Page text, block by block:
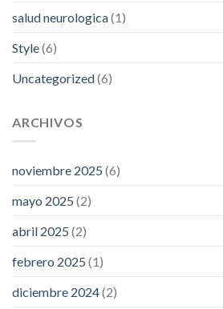
salud neurologica(1)
Style(6)
Uncategorized(6)
ARCHIVOS
noviembre 2025 (6)
mayo 2025 (2)
abril 2025 (2)
febrero 2025 (1)
diciembre 2024(2)